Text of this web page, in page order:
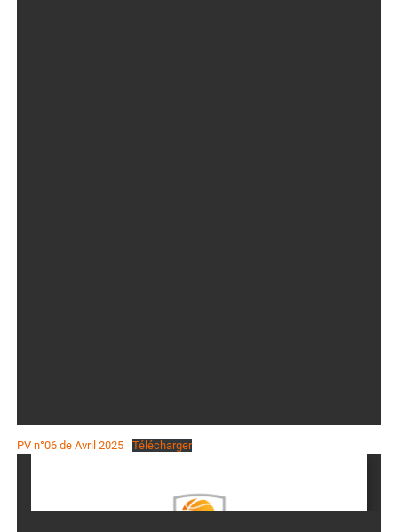
PV n°06 de Avril 2025 Télécharger